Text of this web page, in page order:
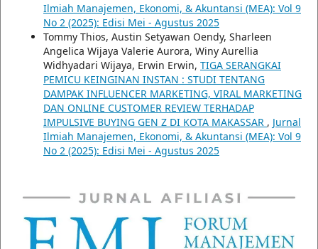
Ilmiah Manajemen, Ekonomi, & Akuntansi (MEA): Vol 9
No 2 (2025): Edisi Mei - Agustus 2025
Tommy Thios, Austin Setyawan Oendy, Sharleen
Angelica Wijaya Valerie Aurora, Winy Aurellia
Widhyadari Wijaya, Erwin Erwin, TIGA SERANGKAI
PEMICU KEINGINAN INSTAN : STUDI TENTANG
DAMPAK INFLUENCER MARKETING, VIRAL MARKETING
DAN ONLINE CUSTOMER REVIEW TERHADAP
IMPULSIVE BUYING GEN Z DI KOTA MAKASSAR , Jurnal
Ilmiah Manajemen, Ekonomi, & Akuntansi (MEA): Vol 9
No 2 (2025): Edisi Mei - Agustus 2025